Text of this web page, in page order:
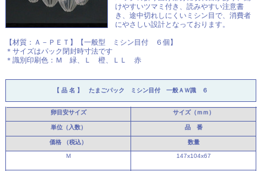
けやすいツマミ付き、読みやすい注意書
き、途中切れしにくいミシン目で、消費者
にやさしい設計となっております。
【材質：Ａ－ＰＥＴ】【一般型 ミシン目付 ６個】
＊サイズはパック閉封時寸法です
＊識別印刷色：Ｍ 緑、Ｌ 橙、ＬＬ 赤
【 品 名 】 たまごパック ミシン目付 一般ＡＷ識 ６
卵目安サイズ サイズ（ｍｍ）
単位（入数） 品 番
価格 （税込） 数量
Ｍ 147x104x67